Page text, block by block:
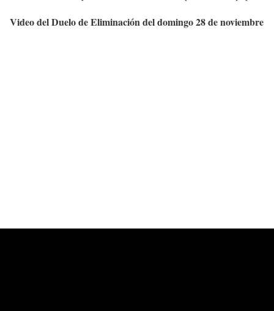
Video del Duelo de Eliminación del domingo 28 de noviembre